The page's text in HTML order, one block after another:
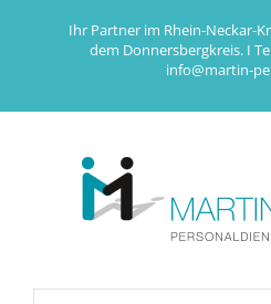
Ihr Partner im Rhein-Neckar-
dem Donnersbergkreis. I
info@martin-